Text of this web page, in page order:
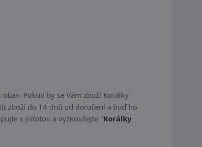
Pokud by se Vám zboží Korálky
zboží do 14 dnů od doručení a buď ho
s jistotou a vyzkoušejte "Korálky